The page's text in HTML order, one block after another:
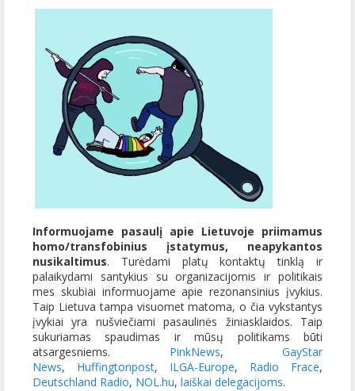
Informuojame pasaulį apie Lietuvoje priimamus
homo/transfobinius įstatymus, neapykantos
nusikaltimus. Turėdami platų kontaktų tinklą ir
palaikydami santykius su organizacijomis ir politikais
mes skubiai informuojame apie rezonansinius įvykius.
Taip Lietuva tampa visuomet matoma, o čia vykstantys
įvykiai yra nušviečiami pasaulinės žiniasklaidos. Taip
sukuriamas spaudimas ir mūsų politikams būti
atsargesniems. PinkNews, GayStar
News, Huffingtonpost, ILGA-Europe, Radio Frace,
Deutschland Radio, NOL.hu, laiškai delegacijoms.